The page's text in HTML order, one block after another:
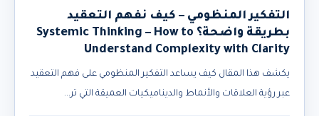
التفكير المنظومي – كيف نفهم التعقيد
بطريقة واضحة؟ Systemic Thinking – How to
Understand Complexity with Clarity
يكشف هذا المقال كيف يساعد التفكير المنظومي على فهم التعقيد
عبر رؤية العلاقات والأنماط والديناميكيات العميقة التي تر...